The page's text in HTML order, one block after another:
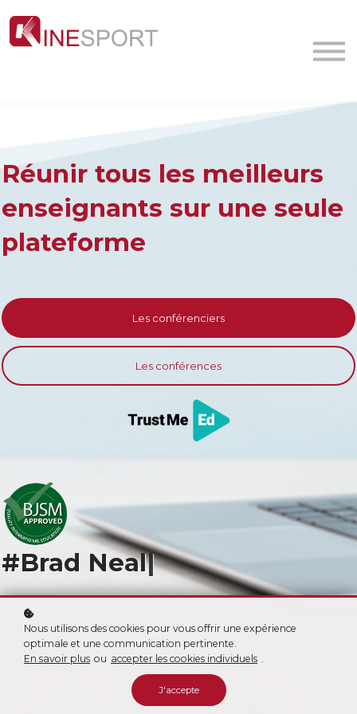
La société
Académie
Réunir tous les meilleurs
enseignants sur une seule
plateforme
Les conférenciers
Les conférences
#Brad Neal|
Nous utilisons des cookies pour vous offrir une expérience
optimale et une communication pertinente.
En savoir plus ou accepter les cookies individuels .
J'accepte